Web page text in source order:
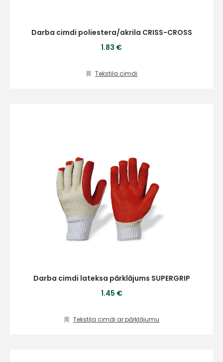
Darba cimdi poliestera/akrila CRISS-CROSS
1.83 €
Tekstila cimdi
Darba cimdi lateksa pārklājums SUPERGRIP
1.45 €
Tekstila cimdi ar pārklājumu